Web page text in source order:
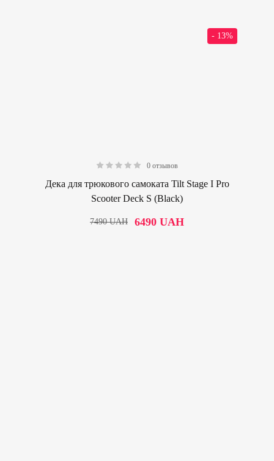
- 13%
0 отзывов
Дека для трюкового самоката Tilt Stage I Pro
Scooter Deck S (Black)
6490UAH
7490UAH